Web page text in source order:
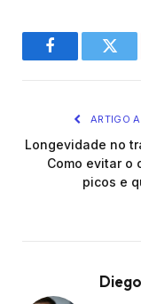
Facebook
ARTIGO
Longevidade no
Como evitar o
picos e